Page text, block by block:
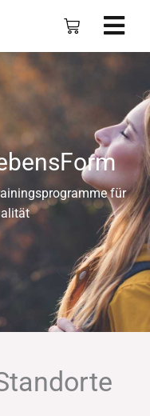
Warenkorb
für